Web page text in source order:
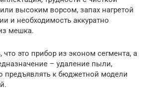
высоким ворсом, запах нагретой
и необходимость аккуратно
мешка.
что это прибор из эконом сегмента, а
– удаление пыли,
предъявлять к бюджетной модели